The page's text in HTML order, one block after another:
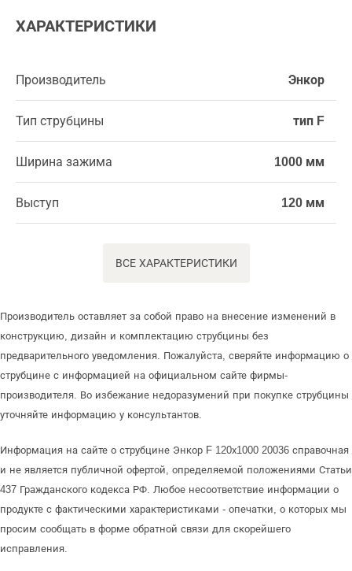
ХАРАКТЕРИСТИКИ
Производитель Энкор
Тип струбцины тип F
Ширина зажима 1000 мм
Выступ 120 мм
ВСЕ ХАРАКТЕРИСТИКИ
Производитель оставляет за собой право на внесение изменений в
конструкцию, дизайн и комплектацию струбцины без
предварительного уведомления. Пожалуйста, сверяйте информацию о
струбцине с информацией на официальном сайте фирмы-
производителя. Во избежание недоразумений при покупке струбцины
уточняйте информацию у консультантов.
Информация на сайте о струбцине Энкор F 120х1000 20036 справочная
и не является публичной офертой, определяемой положениями Статьи
437 Гражданского кодекса РФ. Любое несоответствие информации о
продукте с фактическими характеристиками - опечатки, о которых мы
просим сообщать в форме обратной связи для скорейшего
исправления.